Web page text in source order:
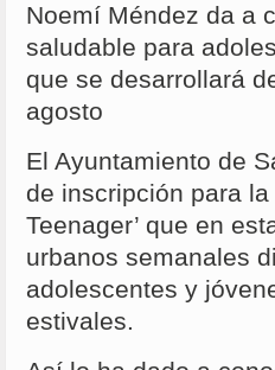
Noemí Méndez da a
saludable para
que se desarrollará
agosto
El Ayuntamiento de
de inscripción para
Teenager’ que en
urbanos semanales
adolescentes y
estivales.